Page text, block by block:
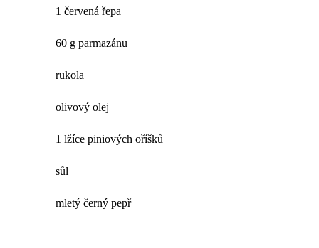
1 červená řepa
60 g parmazánu
rukola
olivový olej
1 lžíce piniových oříšků
sůl
mletý černý pepř